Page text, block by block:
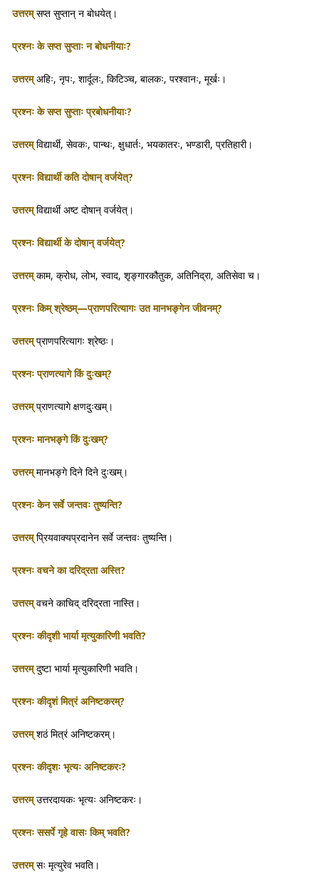
उत्तरम्सप्त सुप्तान् न बोधयेत्।
प्रश्नः के सप्त सुप्ताः न बोधनीयाः?
उत्तरम्अहिः, नृपः, शार्दूलः, किटिञ्च, बालकः, परश्वानः, मूर्खः।
प्रश्नः के सप्त सुप्ताः प्रबोधनीयाः?
उत्तरम्विद्यार्थी, सेवकः, पान्थः, क्षुधार्तः, भयकातरः, भण्डारी, प्रतिहारी।
प्रश्नः विद्यार्थी कति दोषान् वर्जयेत्?
उत्तरम्विद्यार्थी अष्ट दोषान् वर्जयेत्।
प्रश्नः विद्यार्थी के दोषान् वर्जयेत्?
उत्तरम्काम, क्रोध, लोभ, स्वाद, शृङ्गारकौतुक, अतिनिद्रा, अतिसेवा च।
प्रश्नः किम् श्रेष्ठम्—प्राणपरित्यागः उत मानभङ्गेन जीवनम्?
उत्तरम्प्राणपरित्यागः श्रेष्ठः।
प्रश्नः प्राणत्यागे किं दुःखम्?
उत्तरम्प्राणत्यागे क्षणदुःखम्।
प्रश्नः मानभङ्गे किं दुःखम्?
उत्तरम्मानभङ्गे दिने दिने दुःखम्।
प्रश्नः केन सर्वे जन्तवः तुष्यन्ति?
उत्तरम्प्रियवाक्यप्रदानेन सर्वे जन्तवः तुष्यन्ति।
प्रश्नः वचने का दरिद्रता अस्ति?
उत्तरम्वचने काचिद् दरिद्रता नास्ति।
प्रश्नः कीदृशी भार्या मृत्युकारिणी भवति?
उत्तरम्दुष्टा भार्या मृत्युकारिणी भवति।
प्रश्नः कीदृशं मित्रं अनिष्टकरम्?
उत्तरम्शठं मित्रं अनिष्टकरम्।
प्रश्नः कीदृशः भृत्यः अनिष्टकरः?
उत्तरम्उत्तरदायकः भृत्यः अनिष्टकरः।
प्रश्नः ससर्पे गृहे वासः किम् भवति?
उत्तरम्सः मृत्युरेव भवति।